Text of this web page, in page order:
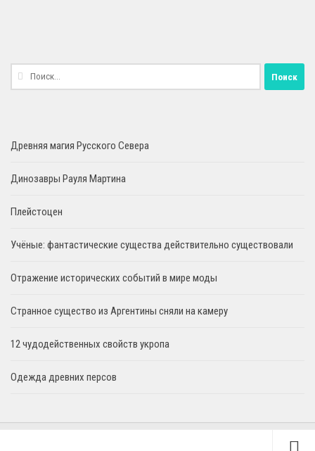
Найти:
Древняя магия Русского Севера
Динозавры Рауля Мартина
Плейстоцен
Учёные: фантастические существа действительно существовали
Отражение исторических событий в мире моды
Странное существо из Аргентины сняли на камеру
12 чудодейственных свойств укропа
Одежда древних персов